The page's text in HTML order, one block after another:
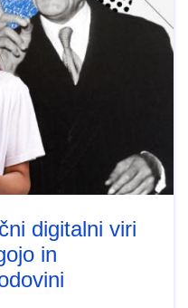
digitalni viri
in